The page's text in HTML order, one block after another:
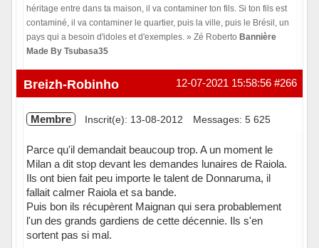
héritage entre dans ta maison, il va contaminer ton fils. Si ton fils est
contaminé, il va contaminer le quartier, puis la ville, puis le Brésil, un
pays qui a besoin d'idoles et d'exemples. » Zé Roberto Bannière
Made By Tsubasa35
Hors ligne #266
12-07-2021 15:58:56
Breizh-Robinho
Membre Inscrit(e): 13-08-2012 Messages: 5 625
Parce qu'il demandait beaucoup trop. A un moment le
Milan a dit stop devant les demandes lunaires de Raiola.
Ils ont bien fait peu importe le talent de Donnaruma, il
fallait calmer Raiola et sa bande.
Puis bon ils récupèrent Maignan qui sera probablement
l'un des grands gardiens de cette décennie. Ils s'en
sortent pas si mal.